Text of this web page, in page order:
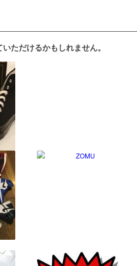
ただけるかもしれません。